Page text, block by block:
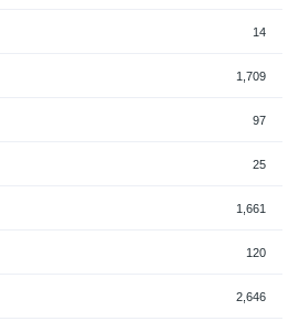
14
1,709
97
25
1,661
120
2,646